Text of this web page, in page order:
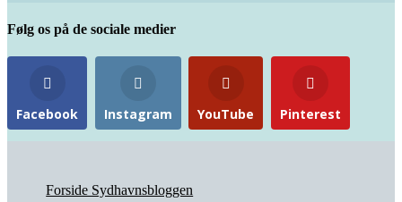
Følg os på de sociale medier
Facebook Instagram YouTube Pinterest
Forside Sydhavnsbloggen